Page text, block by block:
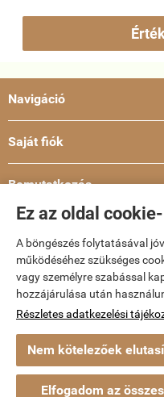
Ez az oldal
A böngészés folytatásával
működéséhez szükséges
vagy személyre szabással
hozzájárulása után
Részletes adatkezelési
Nem kötelezőek
Elfogadom az
Navigáció
Saját fiók
Bemutatkozás
dvd-bolt.hu -Kemény Gábor
Webáruház